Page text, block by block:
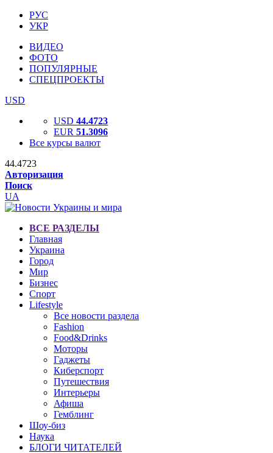
РУС
УКР
ВИДЕО
ФОТО
ПОПУЛЯРНЫЕ
СПЕЦПРОЕКТЫ
USD
USD 44.4723
EUR 51.3096
Все курсы валют
44.4723
Авторизация
Поиск
UA
ВСЕ РАЗДЕЛЫ
Главная
Украина
Город
Мир
Бизнес
Спорт
Lifestyle
Все новости раздела
Fashion
Food&Drinks
Моторы
Гаджеты
Киберспорт
Путешествия
Интерьеры
Афиша
Гемблинг
Шоу-биз
Наука
БЛОГИ ЧИТАТЕЛЕЙ